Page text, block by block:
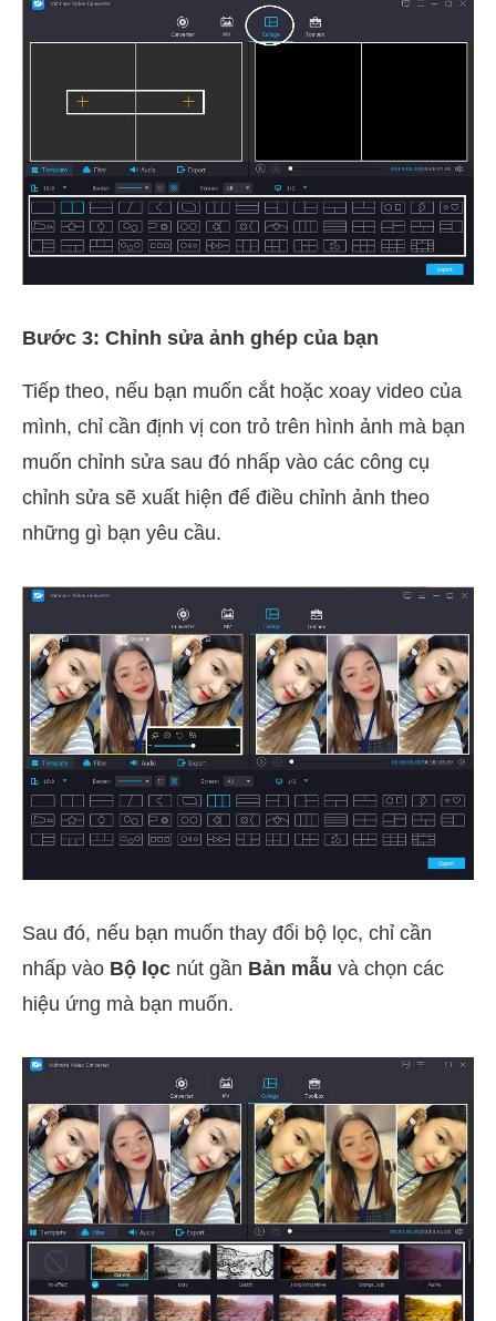
Bước 3: Chỉnh sửa ảnh ghép của bạn
Tiếp theo, nếu bạn muốn cắt hoặc xoay video của
mình, chỉ cần định vị con trỏ trên hình ảnh mà bạn
muốn chỉnh sửa sau đó nhấp vào các công cụ
chỉnh sửa sẽ xuất hiện để điều chỉnh ảnh theo
những gì bạn yêu cầu.
Sau đó, nếu bạn muốn thay đổi bộ lọc, chỉ cần
nhấp vào Bộ lọc nút gần Bản mẫu và chọn các
hiệu ứng mà bạn muốn.